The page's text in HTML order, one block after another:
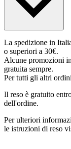
La spedizione in
o superiori a 30€.
Alcune promozioni
gratuita sempre.
Per tutti gli altri
Il reso è gratuito
dell'ordine.
Per ulteriori
le istruzioni di reso